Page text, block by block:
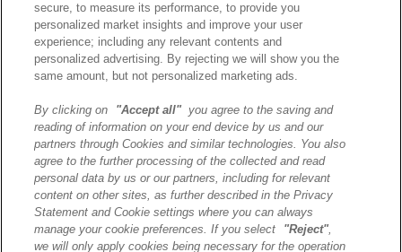
J’ai lu et j’accepte la
politique de confidentialité et
les conditions d’utilisation
de Destination AI.​
ENVOYER
secure, to measure its performance, to provide you
personalized market insights and improve your user
experience; including any relevant contents and
personalized advertising. By rejecting we will show you the
same amount, but not personalized marketing ads.
By clicking on "Accept all"you agree to the saving and
reading of information on your end device by us and our
partners through Cookies and similar technologies. You also
agree to the further processing of the collected and read
personal data by us or our partners, including for relevant
content on other sites, as further described in the Privacy
Statement and Cookie settings where you can always
manage your cookie preferences. If you select
"Reject",
we will only apply cookies being necessary for the operation